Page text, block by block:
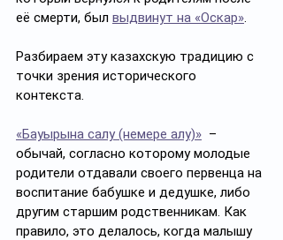
её смерти, был выдвинут на «Оскар».
Разбираем эту казахскую традицию с
точки зрения исторического
контекста.
«Бауырына салу (немере алу)»
  –
обычай, согласно которому молодые
родители отдавали своего первенца на
воспитание бабушке и дедушке, либо
другим старшим родственникам. Как
правило, это делалось, когда малышу